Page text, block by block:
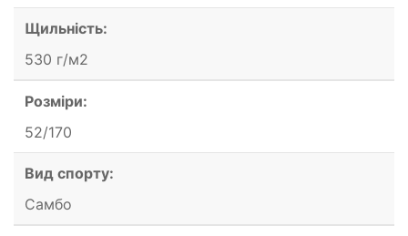
Щильність:
530 г/м2
Розміри:
52/170
Вид спорту:
Самбо